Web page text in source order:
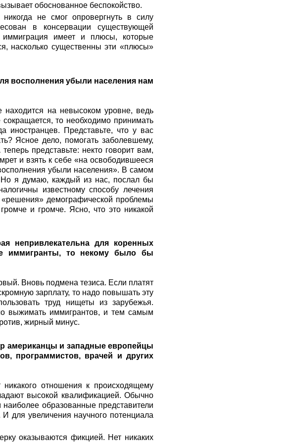
обоснованное беспокойство.
не смог опровергнуть в силу
в консервации существующей
иммиграция имеет и плюсы, которые
насколько существенны эти «плюсы»
восполнения убыли населения нам
находится на невысоком уровне, ведь
то необходимо принимать
Представьте, что у вас
Ясное дело, помогать заболевшему,
представьте: некто говорит вам,
и взять к себе «на освободившееся
убыли населения». В самом
Но я думаю, каждый из нас, послал бы
известному способу лечения
демографической проблемы
и громче. Ясно, что это никакой
непривлекательна для коренных
иммигранты, то некому было бы
Вновь подмена тезиса. Если платят
зарплату, то надо повышать эту
труд нищеты из зарубежья.
выжимать иммигрантов, и тем самым
жирный минус.
американцы и западные европейцы
программистов, врачей и других
отношения к происходящему
высокой квалификацией. Обычно
образованные представители
для увеличения научного потенциала
оказываются фикцией. Нет никаких